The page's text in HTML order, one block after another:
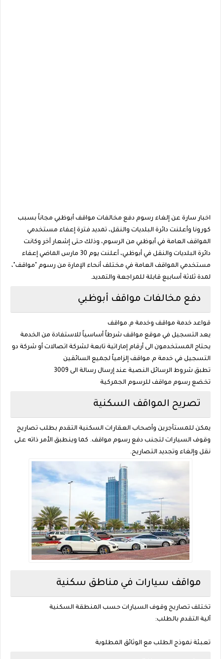
اخبار سارة عن إلغاء رسوم دفع مخالفات مواقف أبوظبي مجاناً بسبب
كورونا وأعلنت دائرة البلديات والنقل، تمديد فترة إعفاء مستخدمي
المواقف العامة في أبوظبي من الرسوم، وذلك حتى إشعار آخر وكانت
دائرة البلديات والنقل في أبوظبي، أعلنت يوم 30 مارس الماضي إعفاء
مستخدمي المواقف العامة في مختلف أنحاء الإمارة من رسوم "مواقف"،
لمدة ثلاثة أسابيع قابلة للمراجعة والتمديد.
دفع مخالفات مواقف أبوظبي
قواعد خدمة مواقف وخدمة م.مواقف
يعد التسجيل في موقع مواقف شرطاً أساسياً للاستفادة من الخدمة
يحتاج المستخدمون الى أرقام إماراتية تابعة لشركة اتصالات أو شركة دو
التسجيل في خدمة م.مواقف إلزامياً لجميع السائقين
تطبق شروط الرسائل النصية عند إرسال رسالة الى 3009
تخضع رسوم مواقف للرسوم الجمركية
تصريح المواقف السكنية
يمكن للمستأجرين وأصحاب العقارات السكنية التقدم بطلب تصاريح
وقوف السيارات لتجنب دفع رسوم مواقف. كما وينطبق الأمر ذاته على
نقل وإلغاء وتجديد التصاريح.
مواقف سيارات في مناطق سكنية
تختلف تصاريح وقوف السيارات حسب المنطقة السكنية
آلية التقدم بالطلب:
تعبئة نموذج الطلب مع الوثائق المطلوبة